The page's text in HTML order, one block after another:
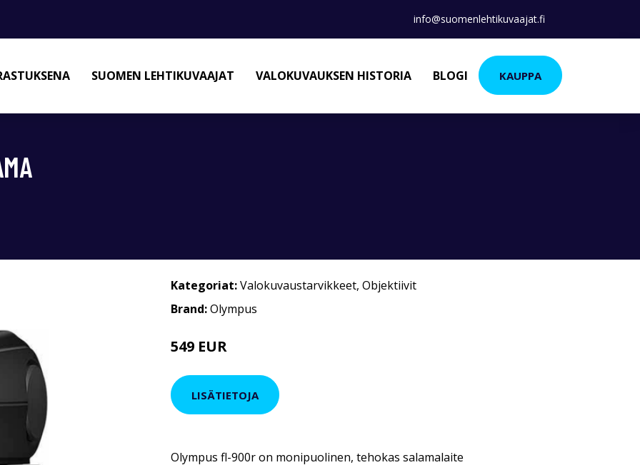
info@suomenlehtikuvaajat.fi
SUOMEN LEHTIKUVAAJAT VALOKUVAUKSEN HISTORIA BLOGI KAUPPA
Kategoriat:Valokuvaustarvikkeet, Objektiivit
Brand:Olympus
549 EUR
LISÄTIETOJA
Olympus fl-900r on monipuolinen, tehokas salamalaite